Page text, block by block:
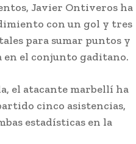
Javier Ontiveros ha
con un gol y tres
para sumar puntos y
el conjunto gaditano.
el atacante marbellí ha
cinco asistencias,
estadísticas en la